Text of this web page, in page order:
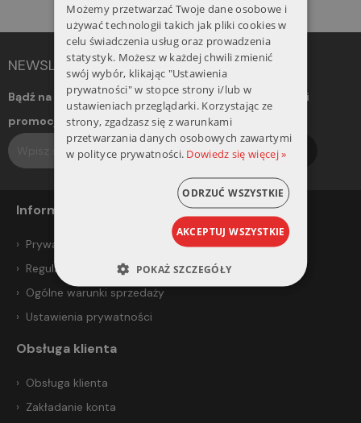
NEWSLETTER
Bądź na bieżąco! Otrzymuj informacje o nowościach i
promocjach. Dołącz do naszego newslettera.
Subskrybuj
Informacje
Prywatność i bezpieczeństwo
Regulamin
Ogólne warunki sprzedaży
Ustawienia prywatności
Obsługa klienta
Obsługa klienta
Zakładanie konta
ENGLISH
Możemy przetwarzać Twoje dane osobowe i
używać technologii takich jak pliki cookies w
celu świadczenia usług oraz prowadzenia
statystyk. Możesz w każdej chwili zmienić
swój wybór, klikając "Ustawienia
prywatności" w stopce strony i/lub w
ustawieniach przeglądarki. Korzystając ze
strony, zgadzasz się z warunkami
przetwarzania danych osobowych zawartymi
w polityce prywatności. Dowiedz się więcej »
AKCEPTUJ WSZYSTKIE
ODRZUĆ WSZYSTKIE
POKAŻ SZCZEGÓŁY